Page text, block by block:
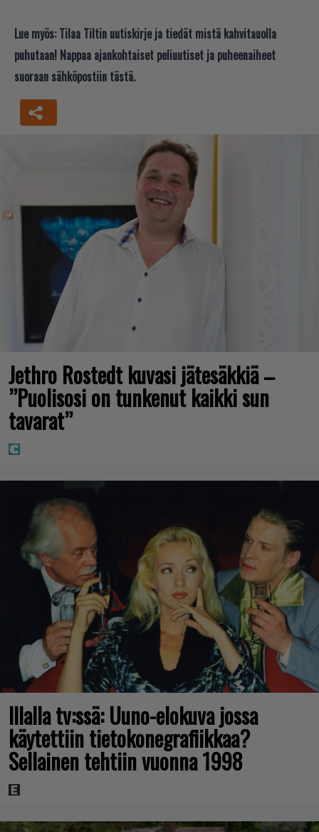
Lue myös: Tilaa Tiltin uutiskirje ja tiedät mistä kahvitauolla
puhutaan! Nappaa ajankohtaiset peliuutiset ja puheenaiheet
suoraan sähköpostiin tästä.
Jethro Rostedt kuvasi jätesäkkiä –
”Puolisosi on tunkenut kaikki sun
tavarat”
Illalla tv:ssä: Uuno-elokuva jossa
käytettiin tietokonegrafiikkaa?
Sellainen tehtiin vuonna 1998